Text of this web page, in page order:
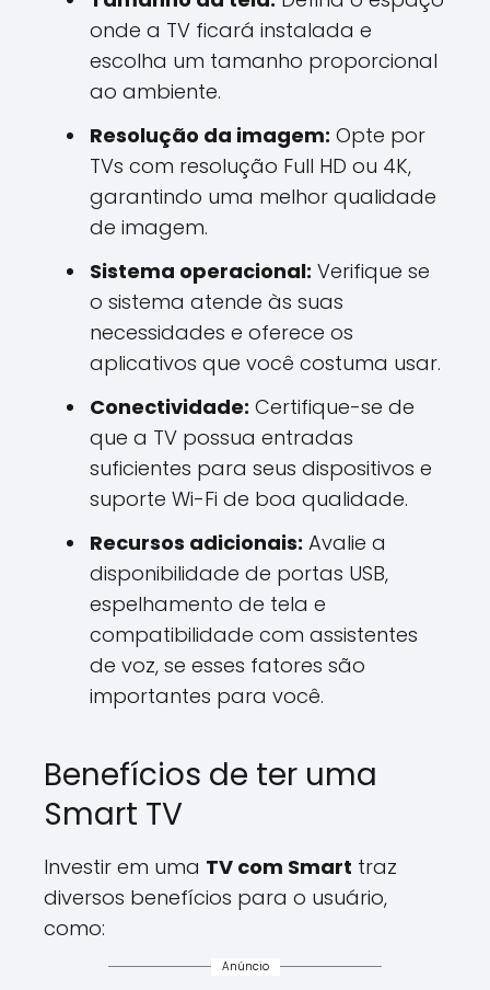
onde a TV ficará instalada e
escolha um tamanho proporcional
ao ambiente.
Resolução da imagem: Opte por
TVs com resolução Full HD ou 4K,
garantindo uma melhor qualidade
de imagem.
Sistema operacional: Verifique se
o sistema atende às suas
necessidades e oferece os
aplicativos que você costuma usar.
Conectividade: Certifique-se de
que a TV possua entradas
suficientes para seus dispositivos e
suporte Wi-Fi de boa qualidade.
Recursos adicionais: Avalie a
disponibilidade de portas USB,
espelhamento de tela e
compatibilidade com assistentes
de voz, se esses fatores são
importantes para você.
Benefícios de ter uma
Smart TV
Investir em uma TV com Smart traz
diversos benefícios para o usuário,
como:
Anúncio